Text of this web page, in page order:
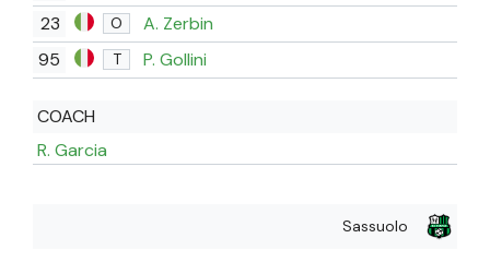
23
O
A. Zerbin
95
T P. Gollini
COACH
R. Garcia
Sassuolo